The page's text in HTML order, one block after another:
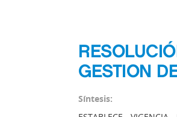
GESTION
Síntesis: